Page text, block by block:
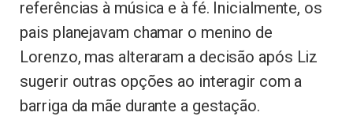
referências à música e à fé. Inicialmente, os
pais planejavam chamar o menino de
Lorenzo, mas alteraram a decisão após Liz
sugerir outras opções ao interagir com a
barriga da mãe durante a gestação.